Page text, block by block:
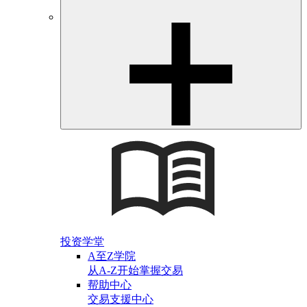
投资学堂
A至Z学院
从A-Z开始掌握交易
帮助中心
交易支援中心